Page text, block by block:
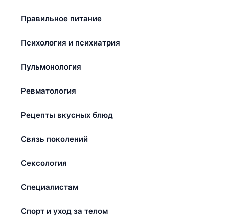
Правильное питание
Психология и психиатрия
Пульмонология
Ревматология
Рецепты вкусных блюд
Связь поколений
Сексология
Специалистам
Спорт и уход за телом